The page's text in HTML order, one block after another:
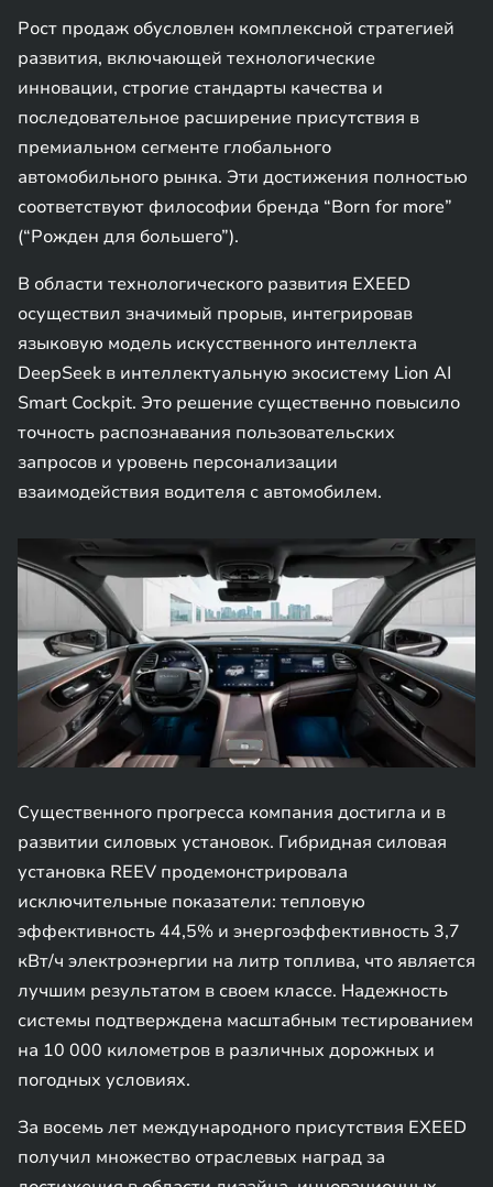
Рост продаж обусловлен комплексной стратегией
развития, включающей технологические
инновации, строгие стандарты качества и
последовательное расширение присутствия в
премиальном сегменте глобального
автомобильного рынка. Эти достижения полностью
соответствуют философии бренда “Born for more”
(“Рожден для большего”).
В области технологического развития EXEED
осуществил значимый прорыв, интегрировав
языковую модель искусственного интеллекта
DeepSeek в интеллектуальную экосистему Lion AI
Smart Cockpit. Это решение существенно повысило
точность распознавания пользовательских
запросов и уровень персонализации
взаимодействия водителя с автомобилем.
Существенного прогресса компания достигла и в
развитии силовых установок. Гибридная силовая
установка REEV продемонстрировала
исключительные показатели: тепловую
эффективность 44,5% и энергоэффективность 3,7
кВт/ч электроэнергии на литр топлива, что является
лучшим результатом в своем классе. Надежность
системы подтверждена масштабным тестированием
на 10 000 километров в различных дорожных и
погодных условиях.
За восемь лет международного присутствия EXEED
получил множество отраслевых наград за